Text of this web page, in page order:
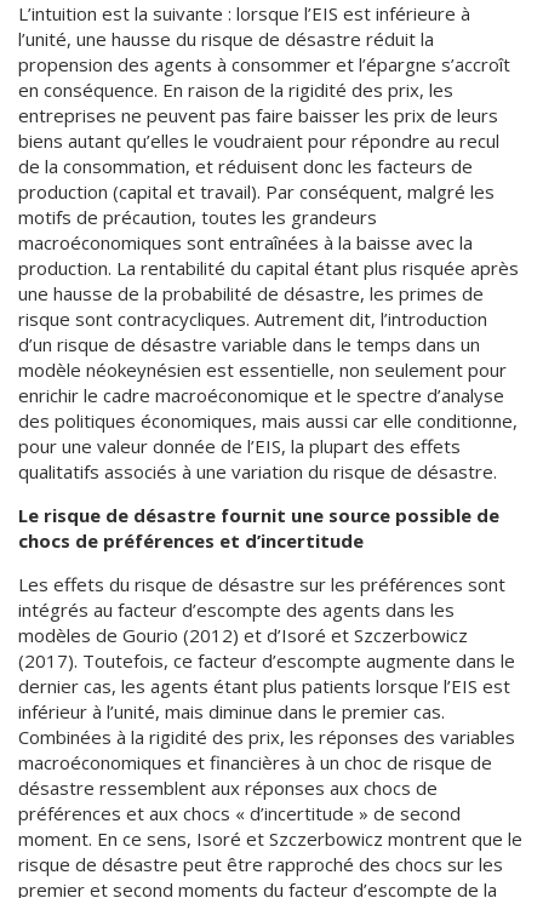
L’intuition est la suivante : lorsque l’EIS est inférieure à
l’unité, une hausse du risque de désastre réduit la
propension des agents à consommer et l’épargne s’accroît
en conséquence. En raison de la rigidité des prix, les
entreprises ne peuvent pas faire baisser les prix de leurs
biens autant qu’elles le voudraient pour répondre au recul
de la consommation, et réduisent donc les facteurs de
production (capital et travail). Par conséquent, malgré les
motifs de précaution, toutes les grandeurs
macroéconomiques sont entraînées à la baisse avec la
production. La rentabilité du capital étant plus risquée après
une hausse de la probabilité de désastre, les primes de
risque sont contracycliques. Autrement dit, l’introduction
d’un risque de désastre variable dans le temps dans un
modèle néokeynésien est essentielle, non seulement pour
enrichir le cadre macroéconomique et le spectre d’analyse
des politiques économiques, mais aussi car elle conditionne,
pour une valeur donnée de l’EIS, la plupart des effets
qualitatifs associés à une variation du risque de désastre.
Le risque de désastre fournit une source possible de
chocs de préférences et d’incertitude
Les effets du risque de désastre sur les préférences sont
intégrés au facteur d’escompte des agents dans les
modèles de Gourio (2012) et d’Isoré et Szczerbowicz
(2017). Toutefois, ce facteur d’escompte augmente dans le
dernier cas, les agents étant plus patients lorsque l’EIS est
inférieur à l’unité, mais diminue dans le premier cas.
Combinées à la rigidité des prix, les réponses des variables
macroéconomiques et financières à un choc de risque de
désastre ressemblent aux réponses aux chocs de
préférences et aux chocs « d’incertitude » de second
moment. En ce sens, Isoré et Szczerbowicz montrent que le
risque de désastre peut être rapproché des chocs sur les
premier et second moments du facteur d’escompte de la